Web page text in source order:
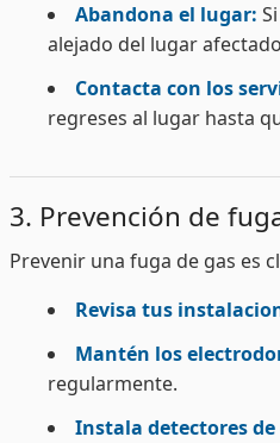
Abandona el lugar:
alejado del lugar
Contacta con los
regreses al lugar hasta
3. Prevención de
Prevenir una fuga de gas es
Revisa tus
Mantén los
regularmente.
Instala detectores de